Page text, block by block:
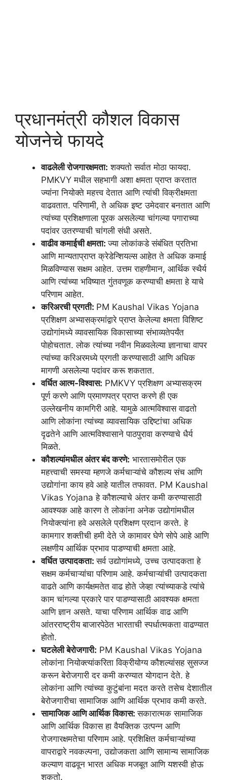
प्रधानमंत्री कौशल विकास
योजनेचे फायदे
वाढलेली रोजगारक्षमता: शक्यतो सर्वात मोठा फायदा.
PMKVY मधील सहभागी अशा क्षमता प्राप्त करतात
ज्यांना नियोक्ते महत्त्व देतात आणि त्यांची विक्रीक्षमता
वाढवतात. परिणामी, ते अधिक इष्ट उमेदवार बनतात आणि
त्यांच्या प्रशिक्षणाला पूरक असलेल्या चांगल्या पगाराच्या
पदांवर उतरण्याची चांगली संधी असते.
वाढीव कमाईची क्षमता:ज्या लोकांकडे संबंधित प्रतिभा
आणि मान्यताप्राप्त क्रेडेन्शियल्स आहेत ते अधिक कमाई
मिळविण्यास सक्षम आहेत. उत्तम राहणीमान, आर्थिक स्थैर्य
आणि त्यांच्या भविष्यात गुंतवणूक करण्याची क्षमता हे याचे
परिणाम आहेत.
करिअरची प्रगती: PM Kaushal Vikas Yojana
प्रशिक्षण अभ्यासक्रमांद्वारे प्राप्त केलेल्या क्षमता विशिष्ट
उद्योगांमध्ये व्यावसायिक विकासाच्या संभाव्यतेपर्यंत
पोहोचतात. लोक त्यांच्या नवीन मिळवलेल्या ज्ञानाचा वापर
त्यांच्या करिअरमध्ये प्रगती करण्यासाठी आणि अधिक
मागणी असलेल्या पदांवर करू शकतात.
वर्धित आत्म-विश्वास: PMKVY प्रशिक्षण अभ्यासक्रम
पूर्ण करणे आणि प्रमाणपत्र प्राप्त करणे ही एक
उल्लेखनीय कामगिरी आहे. यामुळे आत्मविश्वास वाढतो
आणि लोकांना त्यांच्या व्यावसायिक उद्दिष्टांचा अधिक
दृढतेने आणि आत्मविश्वासाने पाठपुरावा करण्याचे धैर्य
मिळते.
कौशल्यांमधील अंतर बंद करणे: भारतासमोरील एक
महत्त्वाची समस्या म्हणजे कर्मचाऱ्यांचे कौशल्य संच आणि
उद्योगांना काय हवे आहे यातील तफावत. PM Kaushal
Vikas Yojana हे कौशल्याचे अंतर कमी करण्यासाठी
आवश्यक आहे कारण ते लोकांना अनेक उद्योगांमधील
नियोक्त्यांना हवे असलेले प्रशिक्षण प्रदान करते. हे
कामगार शक्तीची हमी देते जे कामावर घेणे सोपे आहे आणि
लक्षणीय आर्थिक प्रभाव पाडण्याची क्षमता आहे.
वर्धित उत्पादकता:सर्व उद्योगांमध्ये, उच्च उत्पादकता हे
सक्षम कर्मचाऱ्यांचा परिणाम आहे. कर्मचाऱ्यांची उत्पादकता
वाढते आणि कार्यक्षमतेत वाढ होते जेव्हा त्यांच्याकडे त्यांचे
काम चांगल्या प्रकारे पार पाडण्यासाठी आवश्यक क्षमता
आणि ज्ञान असते. याचा परिणाम आर्थिक वाढ आणि
आंतरराष्ट्रीय बाजारपेठेत भारताची स्पर्धात्मकता वाढण्यात
होतो.
घटलेली बेरोजगारी: PM Kaushal Vikas Yojana
लोकांना नियोक्त्यांकरिता विक्रीयोग्य कौशल्यांसह सुसज्ज
करून बेरोजगारी दर कमी करण्यात योगदान देते. हे
लोकांना आणि त्यांच्या कुटुंबांना मदत करते तसेच देशातील
बेरोजगारीचा सामाजिक आणि आर्थिक प्रभाव कमी करते.
सामाजिक आणि आर्थिक विकास:सकारात्मक सामाजिक
आणि आर्थिक विकास हा वैयक्तिक उत्पन्न आणि
रोजगारक्षमतेचा परिणाम आहे. प्रशिक्षित कर्मचाऱ्यांच्या
वापराद्वारे नवकल्पना, उद्योजकता आणि सामान्य सामाजिक
कल्याण वाढवून भारत अधिक मजबूत आणि यशस्वी होऊ
शकतो.